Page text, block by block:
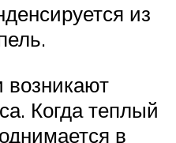
из
возникают
Когда теплый
в